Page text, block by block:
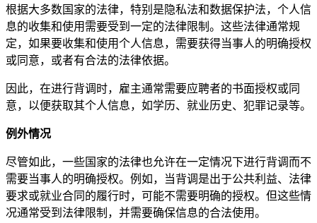
根据大多数国家的法律，特别是隐私法和数据保护法，个人信
息的收集和使用需要受到一定的法律限制。这些法律通常规
定，如果要收集和使用个人信息，需要获得当事人的明确授权
或同意，或者有合法的法律依据。
因此，在进行背调时，雇主通常需要应聘者的书面授权或同
意，以便获取其个人信息，如学历、就业历史、犯罪记录等。
例外情况
尽管如此，一些国家的法律也允许在一定情况下进行背调而不
需要当事人的明确授权。例如，当背调是出于公共利益、法律
要求或就业合同的履行时，可能不需要明确的授权。但这些情
况通常受到法律限制，并需要确保信息的合法使用。